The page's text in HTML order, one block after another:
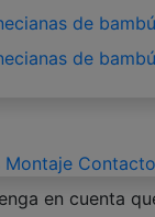
de
de
Montaje Contacto
en cuenta